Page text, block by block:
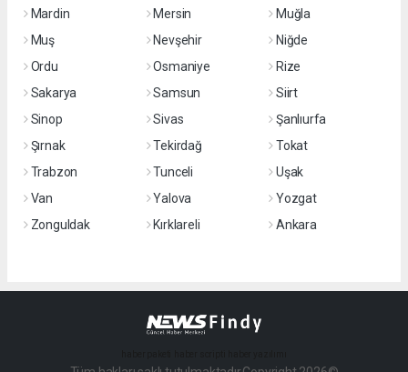
Mardin
Mersin
Muğla
Muş
Nevşehir
Niğde
Ordu
Osmaniye
Rize
Sakarya
Samsun
Siirt
Sinop
Sivas
Şanlıurfa
Şırnak
Tekirdağ
Tokat
Trabzon
Tunceli
Uşak
Van
Yalova
Yozgat
Zonguldak
Kırklareli Ankara